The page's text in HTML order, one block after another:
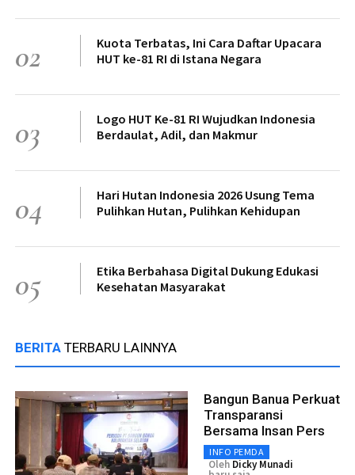
02
Kuota Terbatas, Ini Cara Daftar Upacara
HUT ke-81 RI di Istana Negara
03
Logo HUT Ke-81 RI Wujudkan Indonesia
Berdaulat, Adil, dan Makmur
04
Hari Hutan Indonesia 2026 Usung Tema
Pulihkan Hutan, Pulihkan Kehidupan
05
Etika Berbahasa Digital Dukung Edukasi
Kesehatan Masyarakat
BERITA TERBARU LAINNYA
Bangun Banua Perkuat
Transparansi
Bersama Insan Pers
INFO PEMDA
Oleh Dicky Munadi